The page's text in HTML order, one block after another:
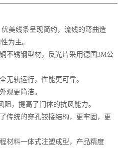
美线条呈现简约，流线的弯曲造
为主。
不锈钢型材，反光片采用德国3M公
无轨运行，性能更可靠。
观更简洁。
，提高了门体的抗风能力。
传统的穿孔铰接结构，更牢固，更
材料一体式注塑成型，产品精度